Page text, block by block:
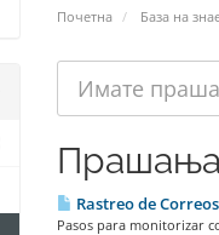
Почетна База на
Прашања
Rastreo de
Pasos para monitorizar